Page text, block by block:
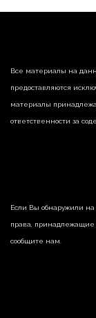
Все материалы на
предоставляются
материалы
ответственности за
Если Вы обнаружили
права, принадлежащие
сообщите нам.